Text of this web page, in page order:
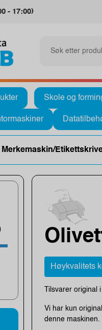
- 17:00)
Skole og
Merkemaskin/
Høykvalitets
Tilsvarer original
Vi har kun
denne